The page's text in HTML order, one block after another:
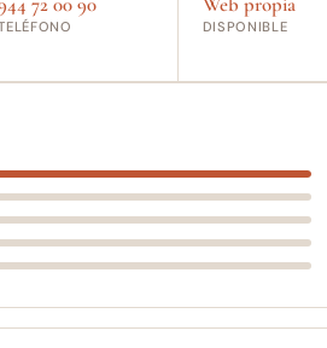
DISPONIBLE